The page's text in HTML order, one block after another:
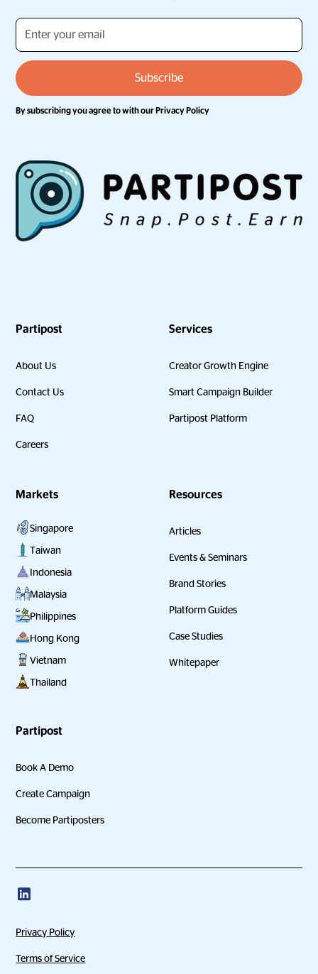
By subscribing you agree to with ourPrivacy Policy
Partipost
About Us
Contact Us
FAQ
Careers
Services
Creator Growth Engine
Smart Campaign Builder
Partipost Platform
Markets
Singapore
Taiwan
Indonesia
Malaysia
Philippines
Hong Kong
Vietnam
Thailand
Resources
Articles
Events & Seminars
Brand Stories
Platform Guides
Case Studies
Whitepaper
Partipost
Book A Demo
Create Campaign
Become Partiposters
Privacy Policy
Terms of Service